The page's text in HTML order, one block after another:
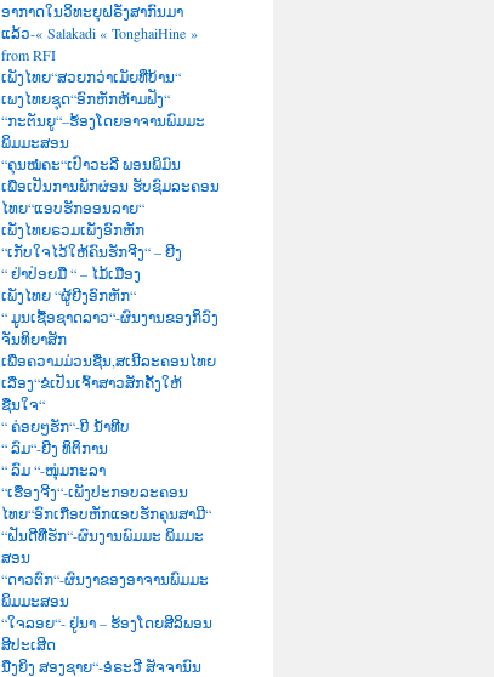
ອາກາດໃນວິທະຍຸຝຣັ່ງສາກົນມາ
ແລ້ວ-« Salakadi « TonghaiHine »
from RFI
ເພັງໄທຍ“ສວຍກວ່າເມັຍທີ່ບ້ານ“
ເພງໄທຍຊຸດ“ອົກຫັກຫ້າມຟັງ“
“ກະຕັນຍູ“–ຮ້ອງໂດຍອາຈານພົມມະ
ພິມມະສອນ
“ຄຸນໝໍຄະ“ເປົາວະລີ ພອນພິມົນ
ເພື່ອເປັນການພັກຜ່ອນ ຮັບຊົມລະຄອນ
ໄທຍ“ແອບຮັກອອນລາຍ“
ເພັງໄທຍຣວມເພັງອົກຫັກ
“ເກັບໃຈໄວ້ໃຫ້ຄົນຮັກຈີງ“ – ຍີງ
“ ຢ່າປ່ອຍມື “ – ໄມ້ເມືອງ
ເພັງໄທຍ “ຜູ້ຍີງອົກຫັກ“
“ ມູນເຊື້ອຊາດລາວ“-ຜົນງານຂອງກິວົງ
ຈັນທິຍາສັກ
ເພື່ອຄວາມມ່ວນຊື່ນ,ສເນີລະຄອນໄທຍ
ເລື່ອງ“ຂໍເປັນເຈົ້າສາວສັກຄັ້ງໃຫ້
ຊື່ນໃຈ“
“ ຄ່ອຍໆຮັກ“-ບີ ນໍ້າທີບ
“ ລົມ“-ຍີງ ທິຕິການ
“ ລົມ “-ໜຸ່ມກະລາ
“ເຮື່ອງຈີງ“-ເພັງປະກອບລະຄອນ
ໄທຍ“ອົກເກືອບຫັກແອບຮັກຄຸນສາມີ“
“ຝັນດີທີ່ຮັກ“-ຜົນງານພົມມະ ພິມມະ
ສອນ
“ດາວຕົກ“-ຜົນງາຂອງອາຈານພົມມະ
ພິມມະສອນ
“ໃຈລອຍ“- ຢູ່ນາ – ຮ້ອງໂດຍສີລິພອນ
ສີປະເສີດ
ນື່ງຍິງ ສອງຊາຍ“-ອໍຣະວີ ສັຈຈານົນ